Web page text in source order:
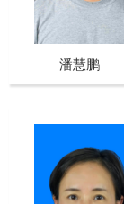
潘慧鹏